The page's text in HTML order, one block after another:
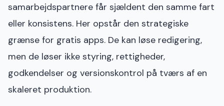
samarbejdspartnere får sjældent den samme fart
eller konsistens. Her opstår den strategiske
grænse for gratis apps. De kan løse redigering,
men de løser ikke styring, rettigheder,
godkendelser og versionskontrol på tværs af en
skaleret produktion.